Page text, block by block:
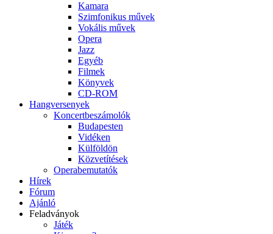
Kamara
Szimfonikus művek
Vokális művek
Opera
Jazz
Egyéb
Filmek
Könyvek
CD-ROM
Hangversenyek
Koncertbeszámolók
Budapesten
Vidéken
Külföldön
Közvetítések
Operabemutatók
Hírek
Fórum
Ajánló
Feladványok
Játék